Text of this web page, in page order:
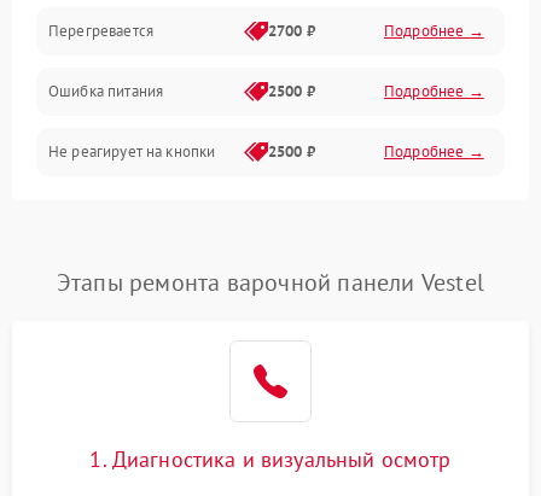
Перегревается 2700 ₽ Подробнее →
Ошибка питания 2500 ₽ Подробнее →
Не реагирует на кнопки 2500 ₽ Подробнее →
Этапы ремонта варочной панели Vestel
1. Диагностика и визуальный осмотр